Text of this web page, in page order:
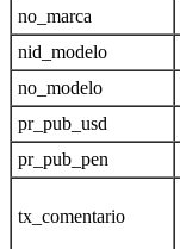
no_marca
nid_modelo
no_modelo
pr_pub_usd
pr_pub_pen
tx_comentario